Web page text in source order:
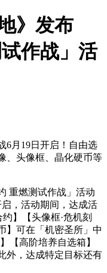
》发布
试作战」活
6月19日开启！自由选
、头像框、晶化硬币等
重燃测试作战」活动
，活动期间，达成活
】【头像框·危机刻
】可在「机密圣所」中
【高阶培养自选箱】
外，达成特定目标还有